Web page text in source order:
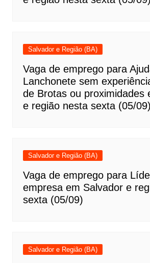
Salvador e Região (BA)
Vaga de emprego para
Lanchonete sem
de Brotas ou proximidades
e região nesta sexta (05/09)
Salvador e Região (BA)
Vaga de emprego para
empresa em Salvador e
sexta (05/09)
Salvador e Região (BA)